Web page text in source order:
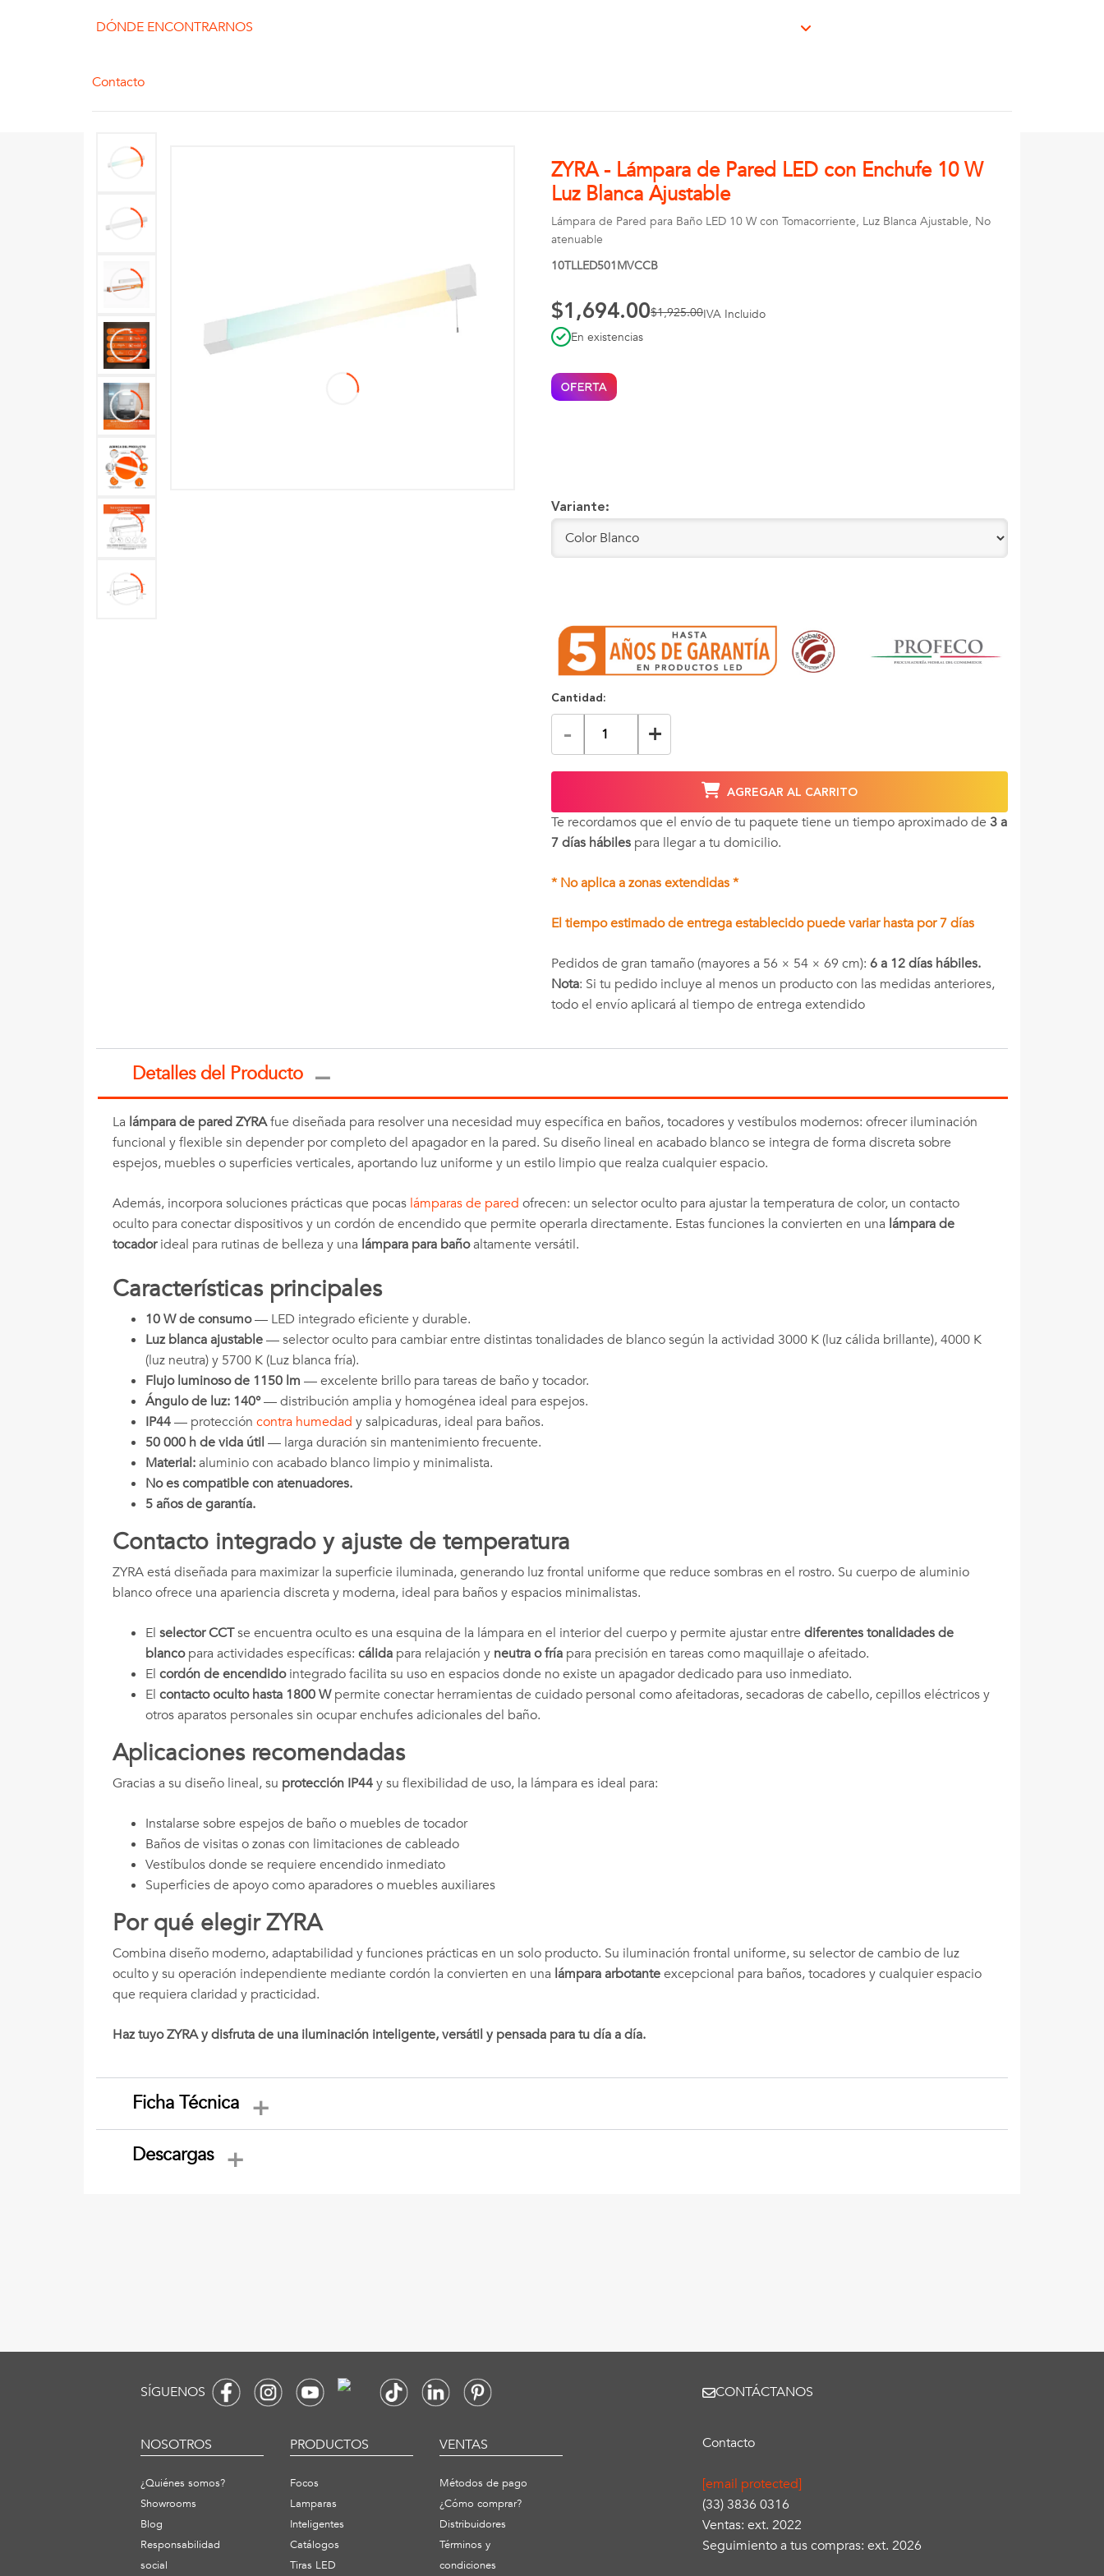
DÓNDE ENCONTRARNOS
Contacto
ZYRA - Lámpara de Pared LED con Enchufe 10 W
Luz Blanca Ajustable
Lámpara de Pared para Baño LED 10 W con Tomacorriente, Luz Blanca Ajustable, No
atenuable
10TLLED501MVCCB
$1,694.00$1,925.00IVA Incluido
En existencias
Variante:
Cantidad:
- +
AGREGAR AL CARRITO
Te recordamos que el envío de tu paquete tiene un tiempo aproximado de 3 a
7 días hábilespara llegar a tu domicilio.
* No aplica a zonas extendidas *
El tiempo estimado de entrega establecido puede variar hasta por 7 días
Pedidos de gran tamaño (mayores a 56 × 54 × 69 cm): 6 a 12 días hábiles.
Nota: Si tu pedido incluye al menos un producto con las medidas anteriores,
todo el envío aplicará al tiempo de entrega extendido
Detalles del Producto
La lámpara de pared ZYRAfue diseñada para resolver una necesidad muy específica en baños, tocadores y vestíbulos modernos: ofrecer iluminación
funcional y flexible sin depender por completo del apagador en la pared. Su diseño lineal en acabado blanco se integra de forma discreta sobre
espejos, muebles o superficies verticales, aportando luz uniforme y un estilo limpio que realza cualquier espacio.
Además, incorpora soluciones prácticas que pocas lámparas de pared ofrecen: un selector oculto para ajustar la temperatura de color, un contacto
oculto para conectar dispositivos y un cordón de encendido que permite operarla directamente. Estas funciones la convierten en una lámpara de
tocadorideal para rutinas de belleza y una lámpara para bañoaltamente versátil.
Características principales
10 W de consumo— LED integrado eficiente y durable.
Luz blanca ajustable— selector oculto para cambiar entre distintas tonalidades de blanco según la actividad 3000 K (luz cálida brillante), 4000 K
(luz neutra) y 5700 K (Luz blanca fría).
Flujo luminoso de 1150 lm — excelente brillo para tareas de baño y tocador.
Ángulo de luz: 140°— distribución amplia y homogénea ideal para espejos.
IP44— protección contra humedad y salpicaduras, ideal para baños.
50 000 h de vida útil — larga duración sin mantenimiento frecuente.
Material:aluminio con acabado blanco limpio y minimalista.
No es compatible con atenuadores.
5 años de garantía.
Contacto integrado y ajuste de temperatura
ZYRA está diseñada para maximizar la superficie iluminada, generando luz frontal uniforme que reduce sombras en el rostro. Su cuerpo de aluminio
blanco ofrece una apariencia discreta y moderna, ideal para baños y espacios minimalistas.
El selector CCTse encuentra oculto es una esquina de la lámpara en el interior del cuerpo y permite ajustar entre diferentes tonalidades de
blancopara actividades específicas: cálida para relajación y neutra o fría para precisión en tareas como maquillaje o afeitado.
El cordón de encendidointegrado facilita su uso en espacios donde no existe un apagador dedicado para uso inmediato.
El contacto oculto hasta 1800 Wpermite conectar herramientas de cuidado personal como afeitadoras, secadoras de cabello, cepillos eléctricos y
otros aparatos personales sin ocupar enchufes adicionales del baño.
Aplicaciones recomendadas
Gracias a su diseño lineal, su protección IP44y su flexibilidad de uso, la lámpara es ideal para:
Instalarse sobre espejos de baño o muebles de tocador
Baños de visitas o zonas con limitaciones de cableado
Vestíbulos donde se requiere encendido inmediato
Superficies de apoyo como aparadores o muebles auxiliares
Por qué elegir ZYRA
Combina diseño moderno, adaptabilidad y funciones prácticas en un solo producto. Su iluminación frontal uniforme, su selector de cambio de luz
oculto y su operación independiente mediante cordón la convierten en una lámpara arbotanteexcepcional para baños, tocadores y cualquier espacio
que requiera claridad y practicidad.
Haz tuyo ZYRA y disfruta de una iluminación inteligente, versátil y pensada para tu día a día.
Ficha Técnica
Descargas
NOSOTROS
¿Quiénes somos?
Showrooms
Blog
Responsabilidad
social
PRODUCTOS
Focos
Lamparas
Inteligentes
Catálogos
Tiras LED
VENTAS
Métodos de pago
¿Cómo comprar?
Distribuidores
Términos y
condiciones
SÍGUENOS
Contacto
[email protected]
(33) 3836 0316
Ventas: ext. 2022
Seguimiento a tus compras: ext. 2026
CONTÁCTANOS